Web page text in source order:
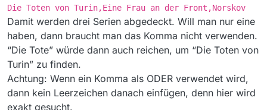
Die Toten von Turin,Eine Frau an der Front,Norskov
Damit werden drei Serien abgedeckt. Will man nur eine
haben, dann braucht man das Komma nicht verwenden.
“Die Tote” würde dann auch reichen, um “Die Toten von
Turin” zu finden.
Achtung: Wenn ein Komma als ODER verwendet wird,
dann kein Leerzeichen danach einfügen, denn hier wird
exakt gesucht.